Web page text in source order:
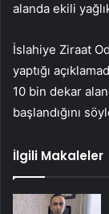
alanda ekili
İslahiye Ziraat
yaptığı
10 bin dekar
başlandığını
İlgili Makaleler